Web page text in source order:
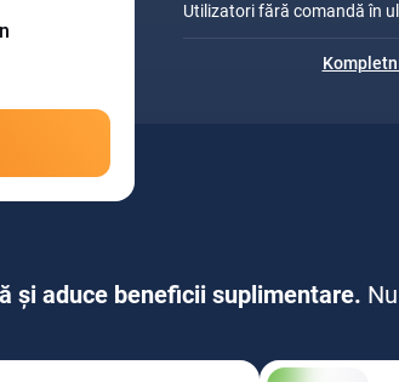
Utilizatori fără comandă în
și aduce beneficii suplimentare.